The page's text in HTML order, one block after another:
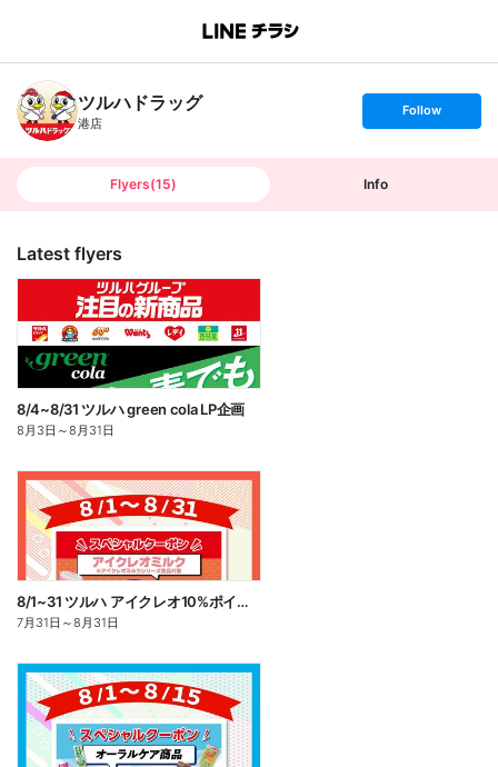
B
n
c
h
T
ツルハドラッグ
港店
s
t
o
Follow
Flyers(15) Info
Latest flyers
8/4~8/31 ツルハ green cola LP企画
8月3日 ～8月31日
8/1~31 ツルハ アイクレオ10%ポイント還元
7月31日 ～8月31日